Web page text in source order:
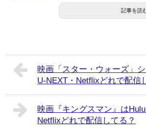
記事を読
映画「スター・ウォーズ」シ
U-NEXT・Netflixどれで配信
映画『キングスマン』はHulu
Netflixどれで配信してる？